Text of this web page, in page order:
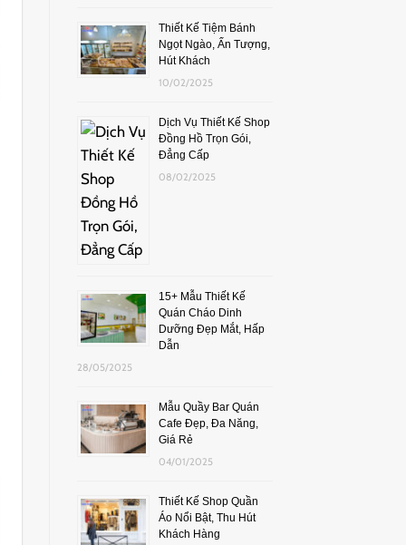
Thiết Kế Tiệm Bánh
Ngọt Ngào, Ấn Tượng,
Hút Khách
10/02/2025
Dịch Vụ Thiết Kế Shop
Đồng Hồ Trọn Gói,
Đẳng Cấp
08/02/2025
15+ Mẫu Thiết Kế
Quán Cháo Dinh
Dưỡng Đẹp Mắt, Hấp
Dẫn
28/05/2025
Mẫu Quầy Bar Quán
Cafe Đẹp, Đa Năng,
Giá Rẻ
04/01/2025
Thiết Kế Shop Quần
Áo Nổi Bật, Thu Hút
Khách Hàng